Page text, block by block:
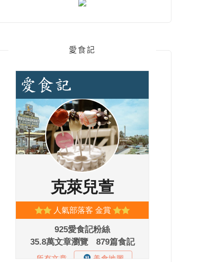
愛食記